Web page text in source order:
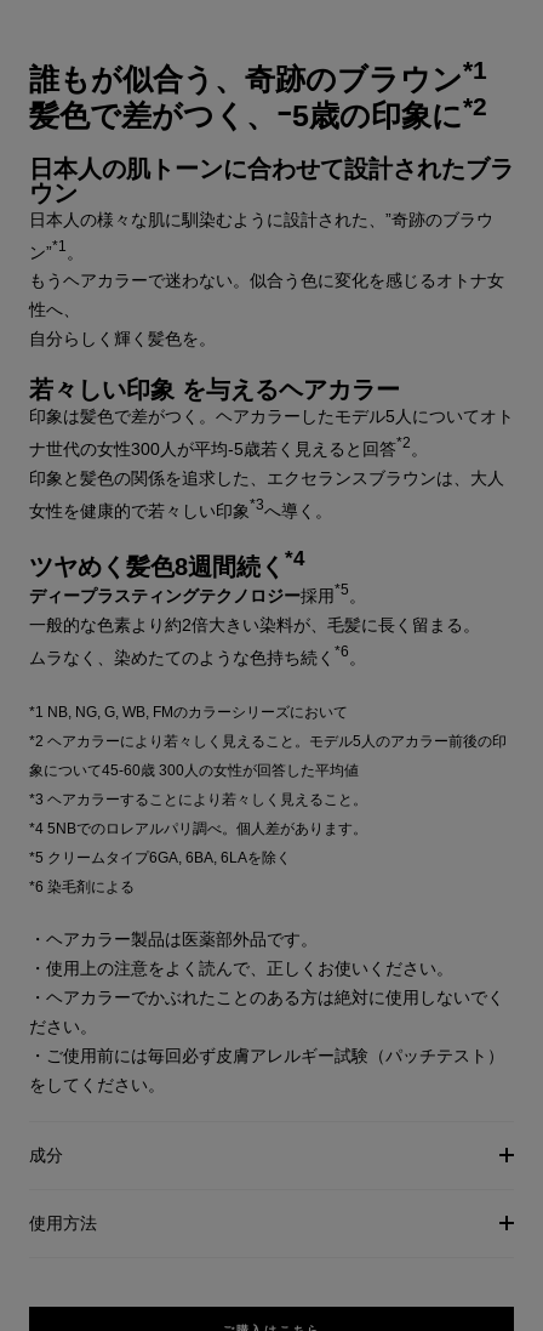
誰もが似合う、奇跡のブラウン*1
髪色で差がつく、ｰ5歳の印象に*2
日本人の肌トーンに合わせて設計されたブラ
ウン
日本人の様々な肌に馴染むように設計された、”奇跡のブラウ
ン”*1 。
もうヘアカラーで迷わない。似合う色に変化を感じるオトナ女
性へ、
自分らしく輝く髪色を。
若々しい印象 を与えるヘアカラー
印象は髪色で差がつく。ヘアカラーしたモデル5人についてオト
ナ世代の女性300人が平均-5歳若く見えると回答*2 。
印象と髪色の関係を追求した、エクセランスブラウンは、大人
女性を健康的で若々しい印象*3へ導く。
ツヤめく髪色8週間続く *4
ディープラスティングテクノロジー採用*5 。
一般的な色素より約2倍大きい染料が、毛髪に長く留まる。
ムラなく、染めたてのような色持ち続く *6 。
*1 NB, NG, G, WB, FMのカラーシリーズにおいて
*2 ヘアカラーにより若々しく見えること。モデル5人のアカラー前後の印
象について45-60歳 300人の女性が回答した平均値
*3 ヘアカラーすることにより若々しく見えること。
*4 5NBでのロレアルパリ調べ。個人差があります。
*5 クリームタイプ6GA, 6BA, 6LAを除く
*6 染毛剤による
・ヘアカラー製品は医薬部外品です。
・使用上の注意をよく読んで、正しくお使いください。
・ヘアカラーでかぶれたことのある方は絶対に使用しないでく
ださい。
・ご使用前には毎回必ず皮膚アレルギー試験（パッチテスト）
をしてください。
成分
使用方法